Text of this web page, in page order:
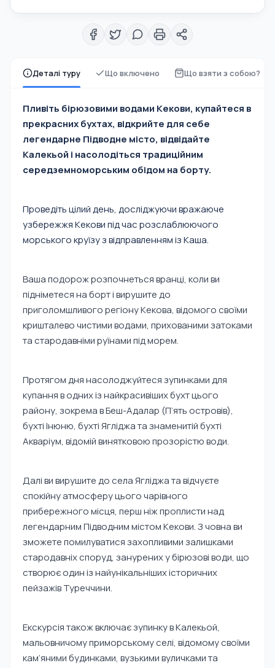
Деталі туру Що включено Що взяти з собою?
Пливіть бірюзовими водами Кекови, купайтеся в
прекрасних бухтах, відкрийте для себе
легендарне Підводне місто, відвідайте
Калекьой і насолодіться традиційним
середземноморським обідом на борту.
Проведіть цілий день, досліджуючи вражаюче
узбережжя Кекови під час розслаблюючого
морського круїзу з відправленням із Каша.
Ваша подорож розпочнеться вранці, коли ви
підніметеся на борт і вирушите до
приголомшливого регіону Кекова, відомого своїми
кришталево чистими водами, прихованими затоками
та стародавніми руїнами під морем.
Протягом дня насолоджуйтеся зупинками для
купання в одних із найкрасивіших бухт цього
району, зокрема в Беш-Адалар (П’ять островів),
бухті Інюню, бухті Ягліджа та знаменитій бухті
Акваріум, відомій винятковою прозорістю води.
Далі ви вирушите до села Ягліджа та відчуєте
спокійну атмосферу цього чарівного
прибережного місця, перш ніж проплисти над
легендарним Підводним містом Кекови. З човна ви
зможете помилуватися захопливими залишками
стародавніх споруд, занурених у бірюзові води, що
створює один із найунікальніших історичних
пейзажів Туреччини.
Екскурсія також включає зупинку в Калекьой,
мальовничому приморському селі, відомому своїми
кам’яними будинками, вузькими вуличками та